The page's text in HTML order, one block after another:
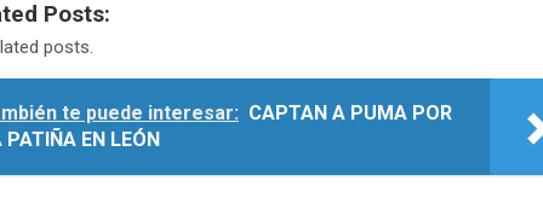
Posts:
posts.
te puede interesar: CAPTAN A PUMA POR
PATIÑA EN LEÓN